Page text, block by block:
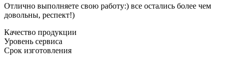
Отлично выполняете свою работу:) все остались более чем
довольны, респект!)
Качество продукции
Уровень сервиса
Срок изготовления